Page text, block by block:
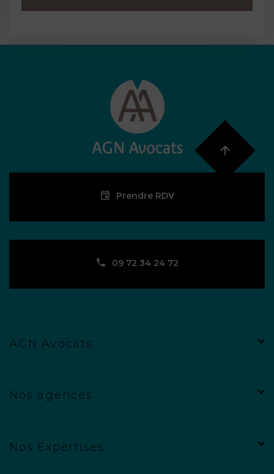
Prendre RDV
09 72 34 24 72
AGN Avocats
Nos agences
Nos Expertises